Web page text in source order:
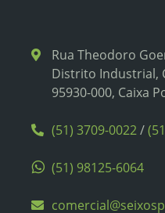
Rua Theodoro
Distrito Industrial,
95930-000, Caixa
(51) 3709-0022/
(51) 98125-6064